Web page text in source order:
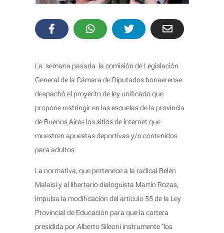
La semana pasada la comisión de Legislación
General de la Cámara de Diputados bonaerense
despachó el proyecto de ley unificado que
propone restringir en las escuelas de la provincia
de Buenos Aires los sitios de internet que
muestren apuestas deportivas y/o contenidos
para adultos.
La normativa, que pertenece a la radical Belén
Malaisi y al libertario dialoguista Martín Rozas,
impulsa la modificación del artículo 55 de la Ley
Provincial de Educación para que la cartera
presidida por Alberto Sileoni instrumente “los